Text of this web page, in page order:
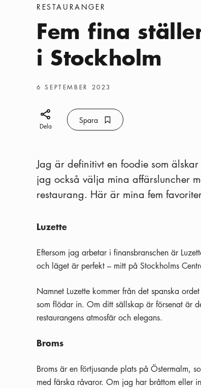
Kategorier :
RESTAURANGER
Fem fina
i Stockholm
Publiceringsdatum:
6 SEPTEMBER 2023
Dela ikon
Dela
Spara Bokmärke ikon
Spara
Jag är definitivt en foodie som
jag också välja mina affärsluncher
restaurang. Här är mina fem
Luzette
Eftersom jag arbetar i finansbranschen är
och läget är perfekt – mitt på Stockholms
Namnet Luzette kommer från det spanska
som flödar in. Om ditt sällskap är försenat är
restaurangens atmosfär och elegans.
Broms
Broms är en förtjusande plats på Östermalm,
med färska råvaror. Om jag har bråttom eller